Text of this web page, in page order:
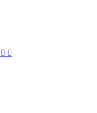
 